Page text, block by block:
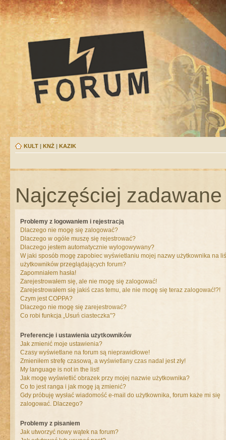
KULT | KNŻ | KAZIK
Najczęściej
Problemy z logowaniem i rejestracją
Dlaczego nie mogę się zalogować?
Dlaczego w ogóle muszę się rejestrować?
Dlaczego jestem automatycznie wylogowywany?
W jaki sposób mogę zapobiec wyświetlaniu mojej nazwy użytkownika na
użytkowników przeglądających forum?
Zapomniałem hasła!
Zarejestrowałem się, ale nie mogę się zalogować!
Zarejestrowałem się jakiś czas temu, ale nie mogę się teraz zalogować!?!
Czym jest COPPA?
Dlaczego nie mogę się zarejestrować?
Co robi funkcja „Usuń ciasteczka”?
Preferencje i ustawienia użytkowników
Jak zmienić moje ustawienia?
Czasy wyświetlane na forum są nieprawidłowe!
Zmieniłem strefę czasową, a wyświetlany czas nadal jest zły!
My language is not in the list!
Jak mogę wyświetlić obrazek przy mojej nazwie użytkownika?
Co to jest ranga i jak mogę ją zmienić?
Gdy próbuję wysłać wiadomość e-mail do użytkownika, forum każe mi się
zalogować. Dlaczego?
Problemy z pisaniem
Jak utworzyć nowy wątek na forum?